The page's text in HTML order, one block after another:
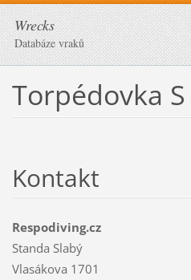
Wrecks
Databáze vraků
Torpédovka
Kontakt
Respodiving.cz
Standa Slabý
Vlasákova 1701